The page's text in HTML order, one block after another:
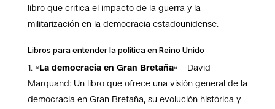
libro que critica el impacto de la guerra y la
militarización en la democracia estadounidense.
Libros para entender la política en Reino Unido
«La democracia en Gran Bretaña» – David
Marquand: Un libro que ofrece una visión general de la
democracia en Gran Bretaña, su evolución histórica y